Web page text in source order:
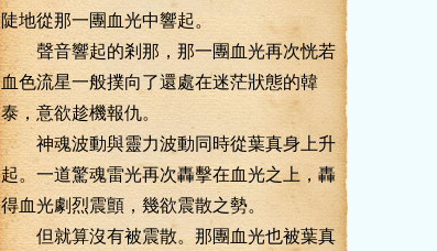
陡地從那一團血光中響起。
聲音響起的剎那，那一團血光再次恍若
血色流星一般撲向了還處在迷茫狀態的韓
泰，意欲趁機報仇。
神魂波動與靈力波動同時從葉真身上升
起。一道驚魂雷光再次轟擊在血光之上，轟
得血光劇烈震顫，幾欲震散之勢。
但就算沒有被震散。那團血光也被葉真